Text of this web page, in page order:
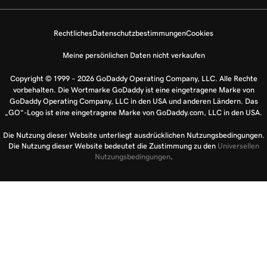
RechtlichesDatenschutzbestimmungenCookies
Meine persönlichen Daten nicht verkaufen
Copyright © 1999 – 2026 GoDaddy Operating Company, LLC. Alle Rechte
vorbehalten. Die Wortmarke GoDaddy ist eine eingetragene Marke von
GoDaddy Operating Company, LLC in den USA und anderen Ländern. Das
„GO“-Logo ist eine eingetragene Marke von GoDaddy.com, LLC in den USA.
Die Nutzung dieser Website unterliegt ausdrücklichen Nutzungsbedingungen.
Die Nutzung dieser Website bedeutet die Zustimmung zu den Universellen
Nutzungsbedingungen.